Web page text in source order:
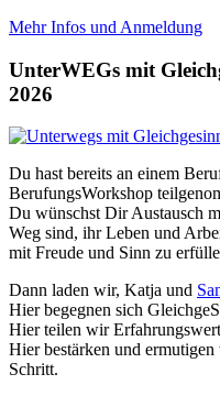
Mehr Infos und Anmeldung
UnterWEGs mit
2026
Du hast bereits an einem
BerufungsWorkshop
Du wünschst Dir Austausch
Weg sind, ihr Leben und
mit Freude und Sinn zu
Dann laden wir, Katja und
Hier begegnen sich
Hier teilen wir
Hier bestärken und
Schritt.